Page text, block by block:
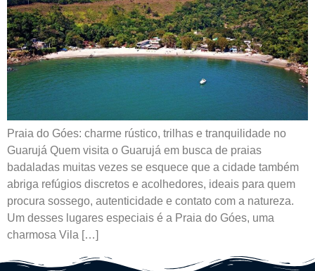
Praia do Góes: charme rústico, trilhas e tranquilidade no
Guarujá Quem visita o Guarujá em busca de praias
badaladas muitas vezes se esquece que a cidade também
abriga refúgios discretos e acolhedores, ideais para quem
procura sossego, autenticidade e contato com a natureza.
Um desses lugares especiais é a Praia do Góes, uma
charmosa Vila […]